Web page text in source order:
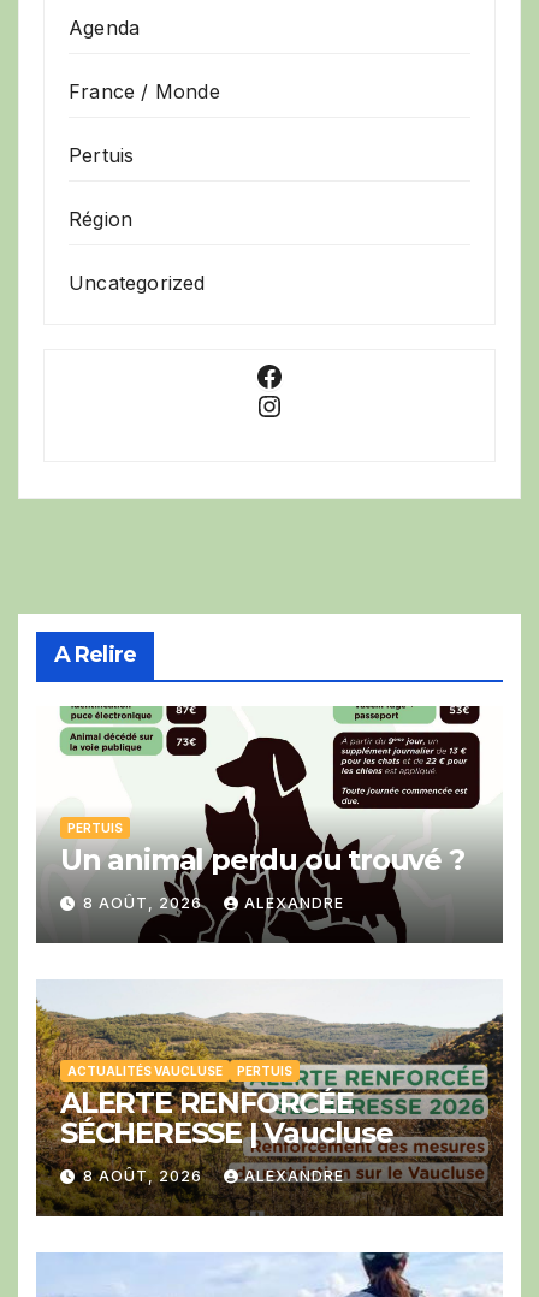
Agenda
France / Monde
Pertuis
Région
Uncategorized
Facebook
Instagram
A Relire
PERTUIS
Un animal perdu ou trouvé ?
8 AOÛT, 2026 ALEXANDRE
ACTUALITÉS VAUCLUSE PERTUIS
ALERTE RENFORCÉE
SÉCHERESSE | Vaucluse
8 AOÛT, 2026 ALEXANDRE